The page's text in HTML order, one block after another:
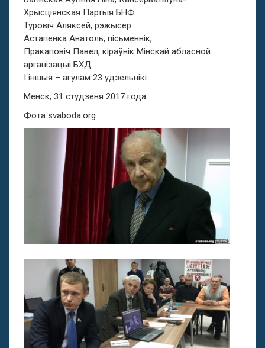
Хрысціянская Партыя БНФ
Туровіч Аляксей, рэжысёр
Астапенка Анатоль, пісьменнік,
Пракаповіч Павел, кіраўнік Мінскай абласной
арганізацыі БХД
І іншыя – агулам 23 удзельнікі.
Менск, 31 студзеня 2017 года.
Фота svaboda.org